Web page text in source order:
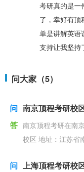
考研真的是一
了，幸好有顶
单是讲解英语
支持让我坚持
问大家（5）
问 南京顶程考研校
答 南京顶程考研在南京
校区 地址：江苏省
问 上海顶程考研校